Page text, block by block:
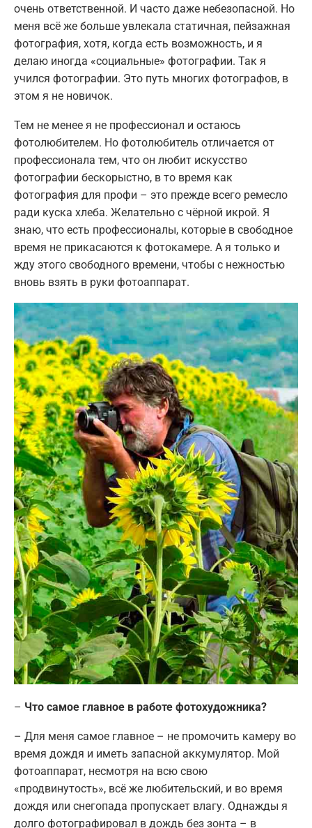
очень ответственной. И часто даже небезопасной. Но
меня всё же больше увлекала статичная, пейзажная
фотография, хотя, когда есть возможность, и я
делаю иногда «социальные» фотографии. Так я
учился фотографии. Это путь многих фотографов, в
этом я не новичок.
Тем не менее я не профессионал и остаюсь
фотолюбителем. Но фотолюбитель отличается от
профессионала тем, что он любит искусство
фотографии бескорыстно, в то время как
фотография для профи – это прежде всего ремесло
ради куска хлеба. Желательно с чёрной икрой. Я
знаю, что есть профессионалы, которые в свободное
время не прикасаются к фотокамере. А я только и
жду этого свободного времени, чтобы с нежностью
вновь взять в руки фотоаппарат.
– Что самое главное в работе фотохудожника?
– Для меня самое главное – не промочить камеру во
время дождя и иметь запасной аккумулятор. Мой
фотоаппарат, несмотря на всю свою
«продвинутость», всё же любительский, и во время
дождя или снегопада пропускает влагу. Однажды я
долго фотографировал в дождь без зонта – в